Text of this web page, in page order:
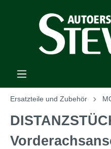
Ersatzteile und Zubehör